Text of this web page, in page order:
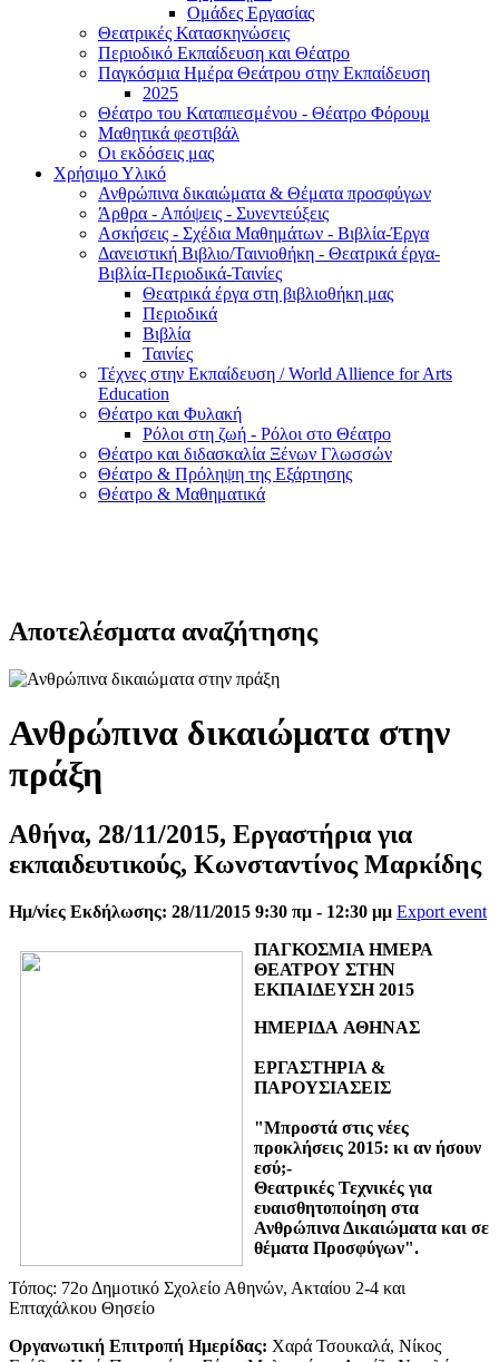
Ομάδες Εργασίας
Θεατρικές Κατασκηνώσεις
Περιοδικό Εκπαίδευση και Θέατρο
Παγκόσμια Ημέρα Θεάτρου στην Εκπαίδευση
2025
Θέατρο του Καταπιεσμένου - Θέατρο Φόρουμ
Μαθητικά φεστιβάλ
Οι εκδόσεις μας
Χρήσιμο Υλικό
Ανθρώπινα δικαιώματα & Θέματα προσφύγων
Άρθρα - Απόψεις - Συνεντεύξεις
Ασκήσεις - Σχέδια Μαθημάτων - Βιβλία-Έργα
Δανειστική Βιβλιο/Ταινιοθήκη - Θεατρικά έργα-
Βιβλία-Περιοδικά-Ταινίες
Θεατρικά έργα στη βιβλιοθήκη μας
Περιοδικά
Βιβλία
Ταινίες
Τέχνες στην Εκπαίδευση / World Allience for Arts
Education
Θέατρο και Φυλακή
Ρόλοι στη ζωή - Ρόλοι στο Θέατρο
Θέατρο και διδασκαλία Ξένων Γλωσσών
Θέατρο & Πρόληψη της Εξάρτησης
Θέατρο & Μαθηματικά
Αποτελέσματα αναζήτησης
Ανθρώπινα δικαιώματα στην
πράξη
Αθήνα, 28/11/2015, Εργαστήρια για
εκπαιδευτικούς, Κωνσταντίνος Μαρκίδης
Ημ/νίες Εκδήλωσης: 28/11/2015 9:30 πμ - 12:30 μμ Export event
ΠΑΓΚΟΣΜΙΑ ΗΜΕΡΑ
ΘΕΑΤΡΟΥ ΣΤΗΝ
ΕΚΠΑΙΔΕΥΣΗ 2015
ΗΜΕΡΙΔΑ ΑΘΗΝΑΣ
ΕΡΓΑΣΤΗΡΙΑ &
ΠΑΡΟΥΣΙΑΣΕΙΣ
"Μπροστά στις νέες
προκλήσεις 2015: κι αν ήσουν
εσύ;-
Θεατρικές Τεχνικές για
ευαισθητοποίηση στα
Ανθρώπινα Δικαιώματα και σε
θέματα Προσφύγων".
Τόπος: 72ο Δημοτικό Σχολείο Αθηνών, Ακταίου 2-4 και
Επταχάλκου Θησείο
Οργανωτική Επιτροπή Ημερίδας: Χαρά Τσουκαλά, Νίκος